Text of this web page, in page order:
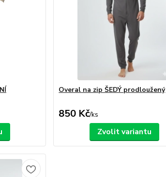
Overal na zip ŠEDÝ prodloužený
850 Kč/ks
Zvolit variantu